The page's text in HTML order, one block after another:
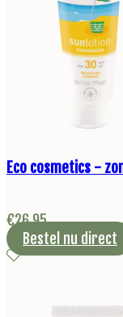
Eco cosmetics -
€26,95
Bestel nu direct